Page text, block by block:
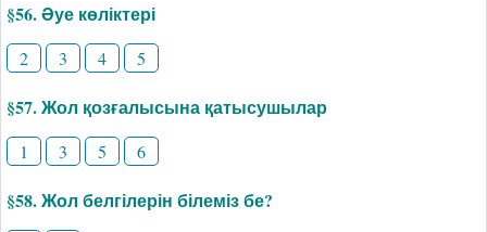
§56. Әуе көліктері
2 3 4 5
§57. Жол қозғалысына қатысушылар
1 3 5 6
§58. Жол белгілерін білеміз бе?